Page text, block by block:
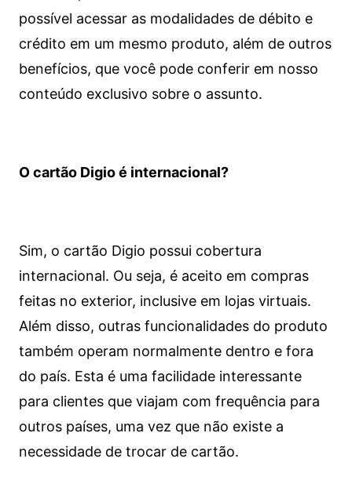
possível acessar as modalidades de débito e
crédito em um mesmo produto, além de outros
benefícios, que você pode conferir em nosso
conteúdo exclusivo sobre o assunto.
O cartão Digio é internacional?
Sim, o cartão Digio possui cobertura
internacional. Ou seja, é aceito em compras
feitas no exterior, inclusive em lojas virtuais.
Além disso, outras funcionalidades do produto
também operam normalmente dentro e fora
do país. Esta é uma facilidade interessante
para clientes que viajam com frequência para
outros países, uma vez que não existe a
necessidade de trocar de cartão.